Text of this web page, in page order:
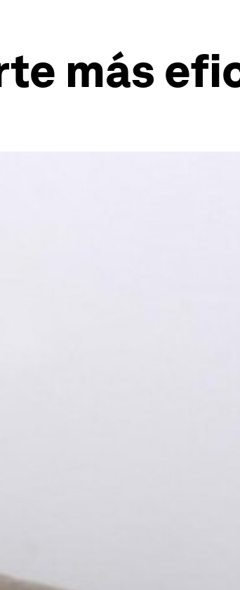
más